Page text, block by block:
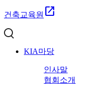
건축교육원 open_in_new
KIA마당
인사말
협회소개